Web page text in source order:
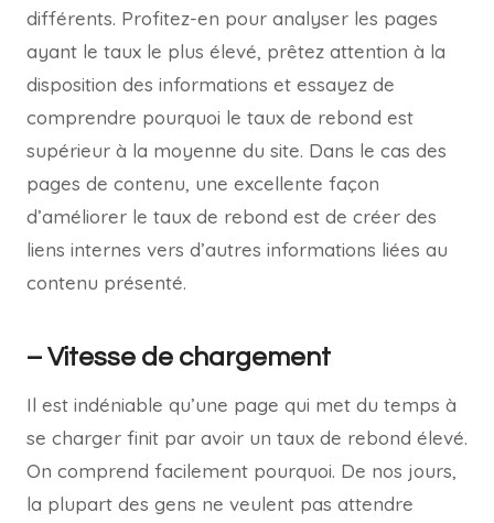
différents. Profitez-en pour analyser les pages
ayant le taux le plus élevé, prêtez attention à la
disposition des informations et essayez de
comprendre pourquoi le taux de rebond est
supérieur à la moyenne du site. Dans le cas des
pages de contenu, une excellente façon
d’améliorer le taux de rebond est de créer des
liens internes vers d’autres informations liées au
contenu présenté.
– Vitesse de chargement
Il est indéniable qu’une page qui met du temps à
se charger finit par avoir un taux de rebond élevé.
On comprend facilement pourquoi. De nos jours,
la plupart des gens ne veulent pas attendre